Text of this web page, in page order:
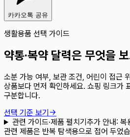
카카오톡 공유
생활용품 선택 가이드
약통·복약 달력은 무엇을
소분 가능 여부, 보관 조건, 어린이 접근
상품보다 먼저 확인하세요. 쇼핑 링크가
구분합니다.
선택 기준 보기 →
관련 가이드·제품 펼치기추가 안내: 복
관련 제품은 반복 탐색용으로 접어 두었